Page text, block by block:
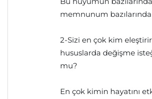
memnunum
2-Sizi en çok kim
hususlarda değişme
mu?
En çok kimin hayatını